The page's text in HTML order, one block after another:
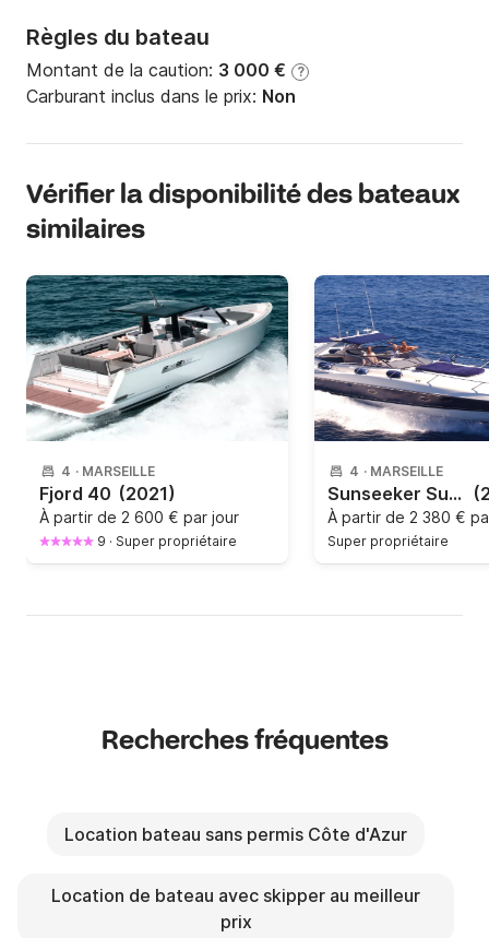
Règles du bateau
Montant de la caution: 3 000 € ?
Carburant inclus dans le prix: Non
Vérifier la disponibilité des bateaux
similaires
4 · MARSEILLE
Fjord 40 (2021)
À partir de 2 600 € par jour
9 · Super propriétaire
4 · MARSEILLE
Sunseeker Superhawk 48', Marseille, 15 mètres
À partir de 2 380 €
Super propriétaire
Recherches fréquentes
Location bateau sans permis Côte d'Azur
Location de bateau avec skipper au meilleur
prix